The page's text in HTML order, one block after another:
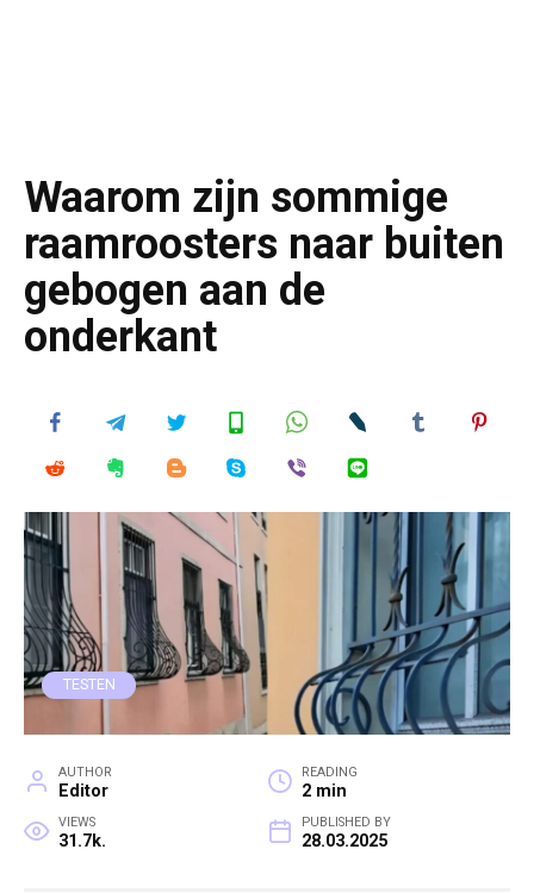
Waarom zijn sommige
raamroosters naar buiten
gebogen aan de
onderkant
TESTEN
AUTHOR
Editor
READING
2 min
VIEWS
31.7k.
PUBLISHED BY
28.03.2025